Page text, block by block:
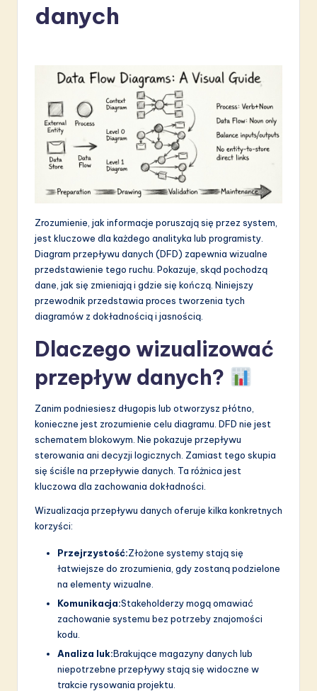
in
A
&
w
danych
Zrozumienie, jak informacje poruszają się przez system,
jest kluczowe dla każdego analityka lub programisty.
Diagram przepływu danych (DFD) zapewnia wizualne
przedstawienie tego ruchu. Pokazuje, skąd pochodzą
dane, jak się zmieniają i gdzie się kończą. Niniejszy
przewodnik przedstawia proces tworzenia tych
diagramów z dokładnością i jasnością.
Dlaczego wizualizować
przepływ danych?
Zanim podniesiesz długopis lub otworzysz płótno,
konieczne jest zrozumienie celu diagramu. DFD nie jest
schematem blokowym. Nie pokazuje przepływu
sterowania ani decyzji logicznych. Zamiast tego skupia
się ściśle na przepływie danych. Ta różnica jest
kluczowa dla zachowania dokładności.
Wizualizacja przepływu danych oferuje kilka konkretnych
korzyści:
Przejrzystość:Złożone systemy stają się
łatwiejsze do zrozumienia, gdy zostaną podzielone
na elementy wizualne.
Komunikacja:Stakeholderzy mogą omawiać
zachowanie systemu bez potrzeby znajomości
kodu.
Analiza luk:Brakujące magazyny danych lub
niepotrzebne przepływy stają się widoczne w
trakcie rysowania projektu.